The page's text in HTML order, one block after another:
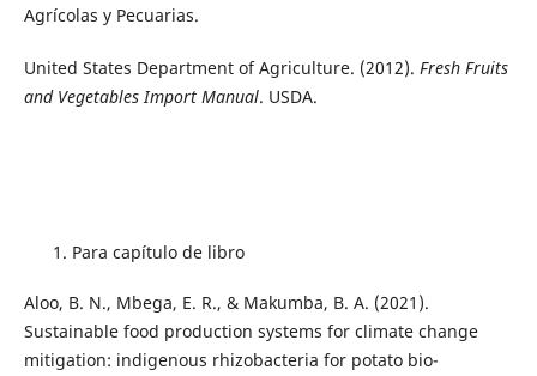
Agrícolas y Pecuarias.
United States Department of Agriculture. (2012). Fresh Fruits
and Vegetables Import Manual. USDA.
Para capítulo de libro
Aloo, B. N., Mbega, E. R., & Makumba, B. A. (2021).
Sustainable food production systems for climate change
mitigation: indigenous rhizobacteria for potato bio-